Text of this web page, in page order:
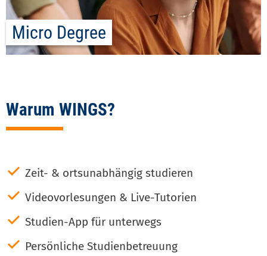
Micro Degree
Warum WINGS?
✓ Zeit- & ortsunabhängig studieren
✓ Videovorlesungen & Live-Tutorien
✓ Studien-App für unterwegs
✓ Persönliche Studienbetreuung